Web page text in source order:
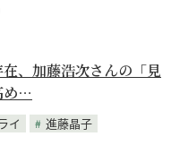
在、加藤浩次さんの「見
め…
イ
進藤晶子